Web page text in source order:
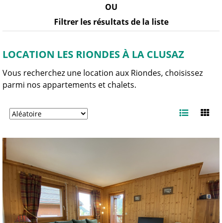
OU
Filtrer les résultats de la liste
LOCATION LES RIONDES À LA CLUSAZ
Vous recherchez une location aux Riondes, choisissez
parmi nos appartements et chalets.